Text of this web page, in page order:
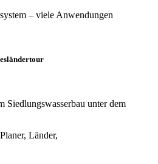
– viele Anwendungen
Siedlungswasserbau unter dem
Länder,